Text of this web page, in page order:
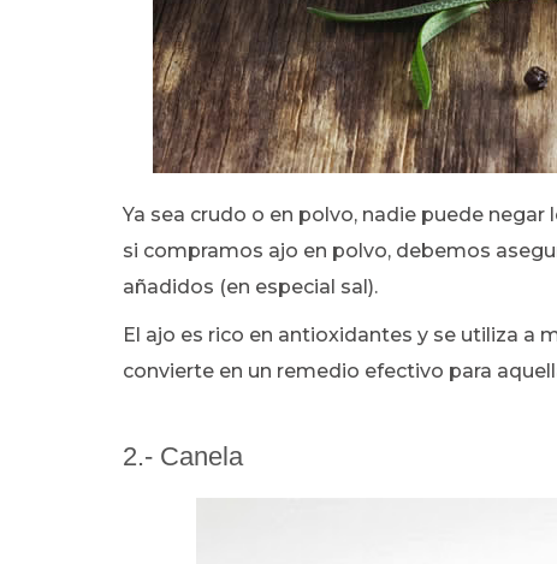
Ya sea crudo o en polvo, nadie puede negar
si compramos ajo en polvo, debemos
añadidos (en especial sal).
El ajo es rico en antioxidantes y se utiliza a
convierte en un remedio efectivo para
2.- Canela